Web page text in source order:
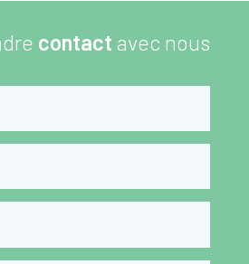
contact avec nous